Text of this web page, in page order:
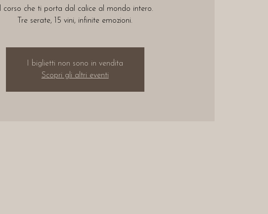
Il corso che ti porta dal calice al mondo intero.
Tre serate, 15 vini, infinite emozioni.
I biglietti non sono in vendita
Scopri gli altri eventi